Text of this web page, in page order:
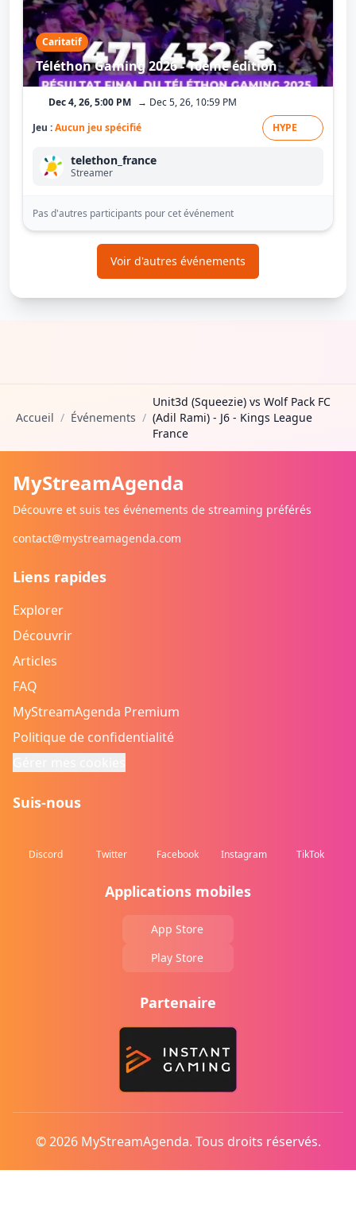
Caritatif
Téléthon Gaming 2026 - 10ème édition
Dec 4, 26, 5:00 PM → Dec 5, 26, 10:59 PM
Jeu :Aucun jeu spécifié HYPE
telethon_france
Streamer
Pas d'autres participants pour cet événement
Voir d'autres événements
Accueil / Événements /
Unit3d (Squeezie) vs Wolf Pack FC
(Adil Rami) - J6 - Kings League
France
MyStreamAgenda
Découvre et suis tes événements de streaming préférés
contact@mystreamagenda.com
Liens rapides
Explorer
Découvrir
Articles
FAQ
MyStreamAgenda Premium
Politique de confidentialité
Suis-nous
Discord Twitter Facebook Instagram TikTok
Applications mobiles
App Store
Play Store
Partenaire
© 2026 MyStreamAgenda. Tous droits réservés.